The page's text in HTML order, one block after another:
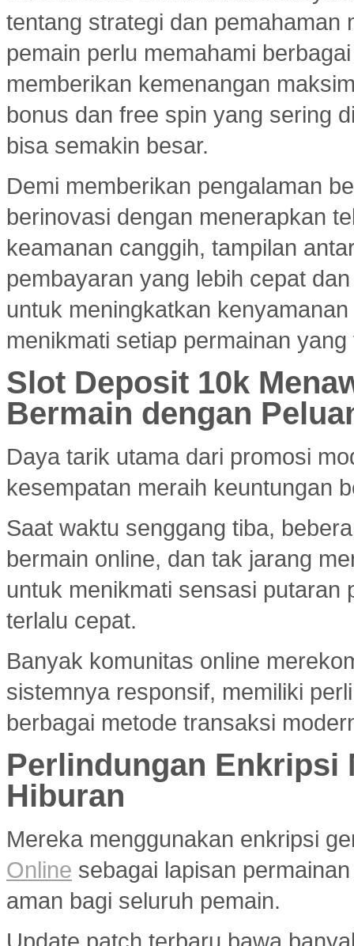
tentang strategi dan
pemain perlu memahami
memberikan kemenangan
bonus dan free spin yang sering
bisa semakin besar.
Demi memberikan pengalaman
berinovasi dengan menerapkan
keamanan canggih, tampilan
pembayaran yang lebih cepat
untuk meningkatkan
menikmati setiap permainan
Slot Deposit 10k
Bermain dengan
Daya tarik utama dari promosi
kesempatan meraih keuntungan
Saat waktu senggang tiba,
bermain online, dan tak jarang
untuk menikmati sensasi putaran
terlalu cepat.
Banyak komunitas online
sistemnya responsif, memiliki
berbagai metode transaksi
Perlindungan Enkripsi
Hiburan
Mereka menggunakan enkripsi
Online sebagai lapisan
aman bagi seluruh pemain.
Update patch terbaru bawa